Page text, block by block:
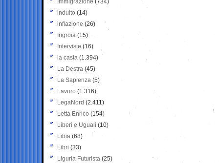
Immigrazione (734)
indulto (14)
inflazione (26)
Ingroia (15)
Interviste (16)
la casta (1.394)
La Destra (45)
La Sapienza (5)
Lavoro (1.316)
LegaNord (2.411)
Letta Enrico (154)
Liberi e Uguali (10)
Libia (68)
Libri (33)
Liguria Futurista (25)